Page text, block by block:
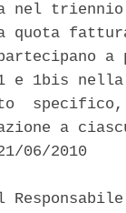
nel
quota
e 1bis
specifico,
a
06/2010